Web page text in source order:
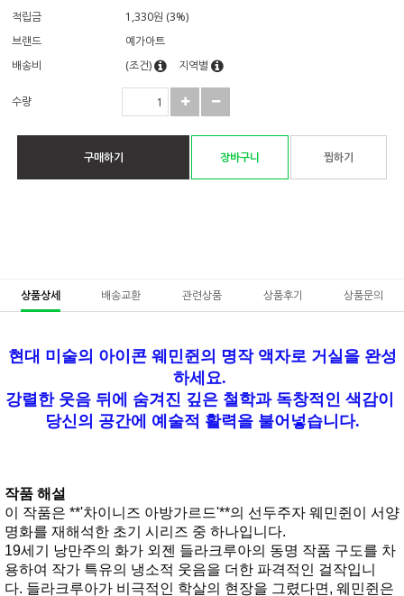
적립금
1,330원 (3%)
브랜드
예가아트
배송비
(조건) 지역별
수량
구매하기 장바구니 찜하기
상품상세 배송교환 관련상품 상품후기 상품문의
현대 미술의 아이콘 웨민쥔의 명작 액자로 거실을 완성
하세요.
강렬한 웃음 뒤에 숨겨진 깊은 철학과 독창적인 색감이
당신의 공간에 예술적 활력을 불어넣습니다.
작품 해설
이 작품은 **'차이니즈 아방가르드'**의 선두주자 웨민쥔이 서양
명화를 재해석한 초기 시리즈 중 하나입니다.
19세기 낭만주의 화가 외젠 들라크루아의 동명 작품 구도를 차
용하여 작가 특유의 냉소적 웃음을 더한 파격적인 걸작입니
다. 들라크루아가 비극적인 학살의 현장을 그렸다면, 웨민쥔은